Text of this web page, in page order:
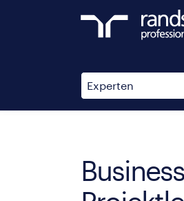
Experten
Suche